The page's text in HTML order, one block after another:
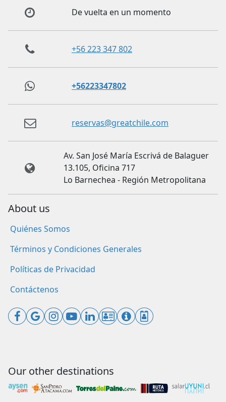
De vuelta en un momento
+56 223 347 802
+56223347802
reservas@greatchile.com
Av. San José María Escrivá de Balaguer
13.105, Oficina 717
Lo Barnechea - Región Metropolitana
About us
Quiénes Somos
Términos y Condiciones Generales
Políticas de Privacidad
Contáctenos
Our other destinations